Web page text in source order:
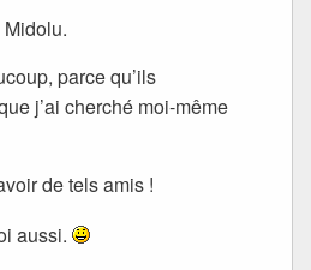
parce qu’ils
j’ai cherché moi-même
de tels amis !
aussi.